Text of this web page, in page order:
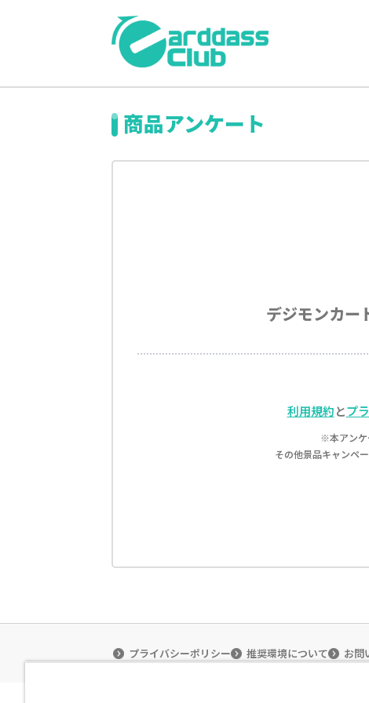
商品アンケート
デジモンカー
利用規約 とプ
※本アンケ
その他景品キャンペ
プライバシーポリシー 推奨環境について お問